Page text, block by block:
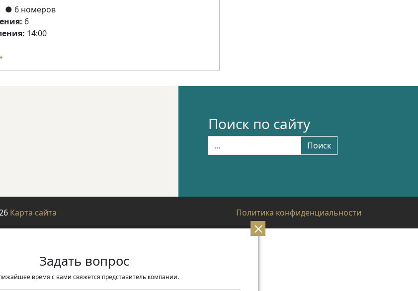
● 6 номеров
6
14:00
Поиск по сайту
Поиск
Карта сайта Политика конфиденциальности
Задать вопрос
время с вами свяжется представитель компании.